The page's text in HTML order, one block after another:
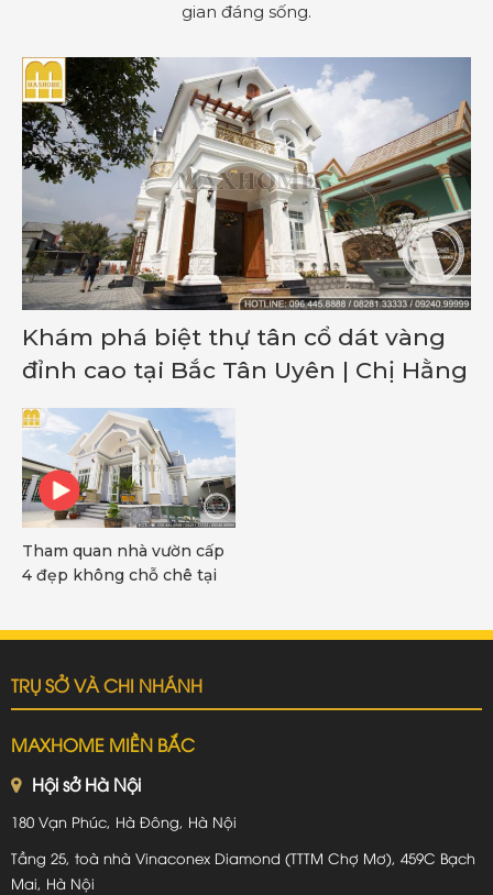
gian đáng sống.
Khám phá biệt thự tân cổ dát vàng
đỉnh cao tại Bắc Tân Uyên | Chị Hằng
Tham quan nhà vườn cấp
4 đẹp không chỗ chê tại
TRỤ SỞ VÀ CHI NHÁNH
MAXHOME MIỀN BẮC
Hội sở Hà Nội
180 Vạn Phúc, Hà Đông, Hà Nội
Tầng 25, toà nhà Vinaconex Diamond (TTTM Chợ Mơ), 459C Bạch
Mai, Hà Nội